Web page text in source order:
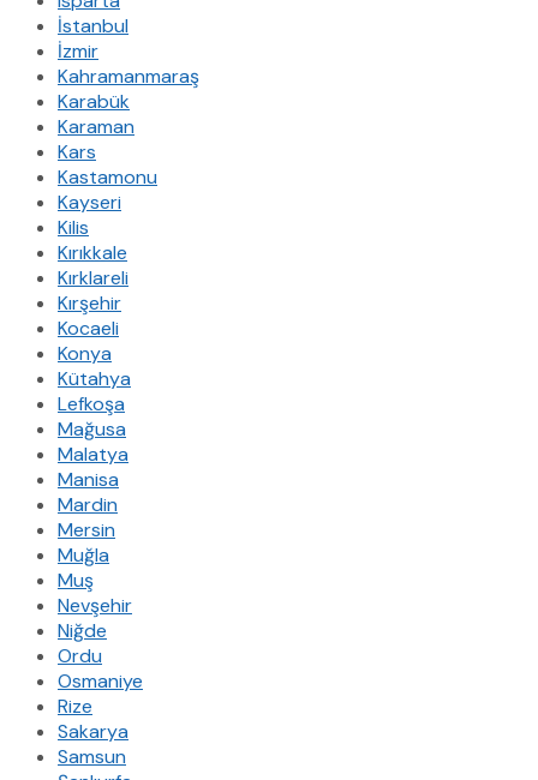
İstanbul
İzmir
Kahramanmaraş
Karabük
Karaman
Kars
Kastamonu
Kayseri
Kilis
Kırıkkale
Kırklareli
Kırşehir
Kocaeli
Konya
Kütahya
Lefkoşa
Mağusa
Malatya
Manisa
Mardin
Mersin
Muğla
Muş
Nevşehir
Niğde
Ordu
Osmaniye
Rize
Sakarya
Samsun